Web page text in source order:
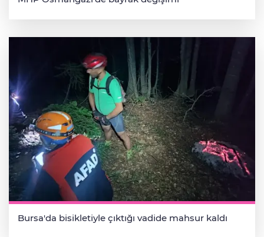
Bursa'da bisikletiyle çıktığı vadide mahsur kaldı